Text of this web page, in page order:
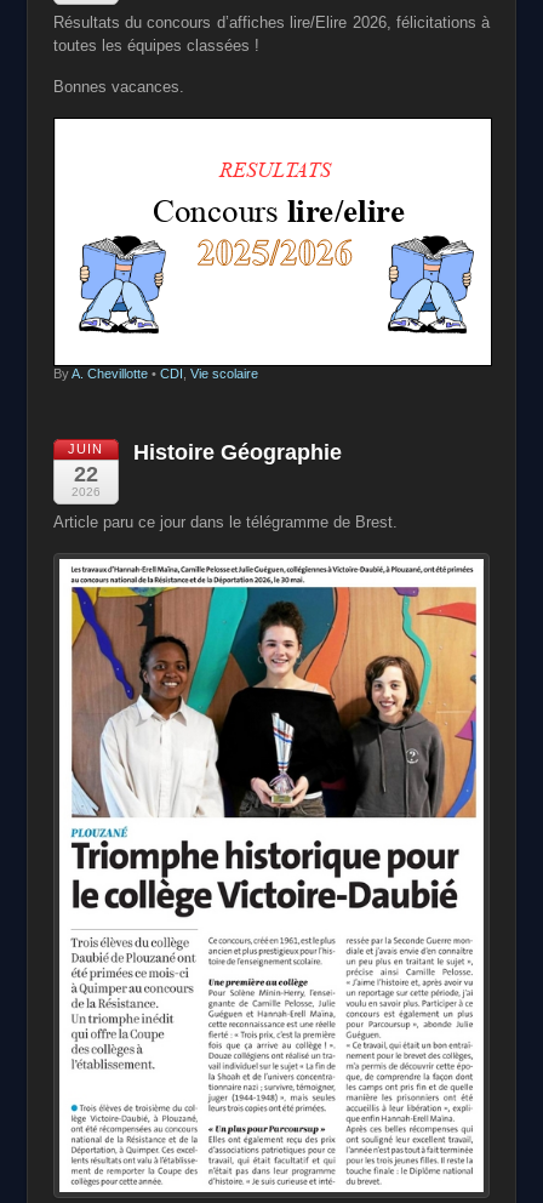
Résultats du concours d’affiches lire/Elire 2026, félicitations à
toutes les équipes classées !
Bonnes vacances.
ByA. Chevillotte• CDI Vie scolaire
JUIN
22
2026
Histoire Géographie
Article paru ce jour dans le télégramme de Brest.